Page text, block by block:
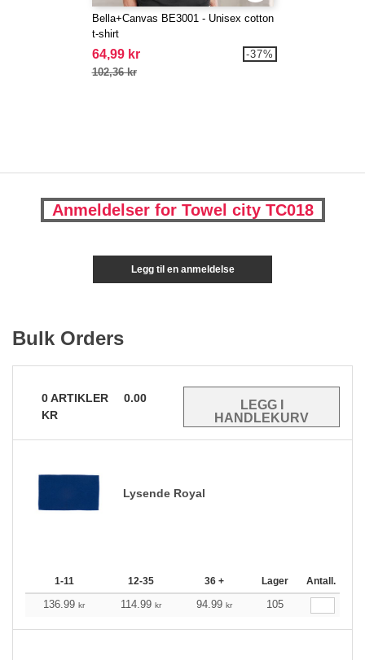
Bella+Canvas BE3001 - Unisex cotton
t-shirt
64,99 kr
102,36 kr
-37%
Anmeldelser for Towel city TC018
Legg til en anmeldelse
Bulk Orders
0ARTIKLER
0.00
KR
Lysende Royal
1-11 12-35 36 + Lager Antall.
136.99 kr 114.99 kr 94.99 kr 105